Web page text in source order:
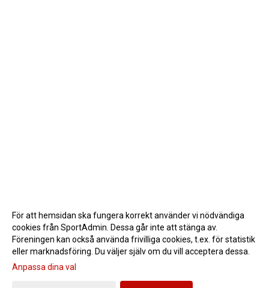
Gå till Webbversion
För att hemsidan ska fungera korrekt använder vi nödvändiga
cookies från SportAdmin. Dessa går inte att stänga av.
Föreningen kan också använda frivilliga cookies, t.ex. för statistik
eller marknadsföring. Du väljer själv om du vill acceptera dessa.
Anpassa dina val